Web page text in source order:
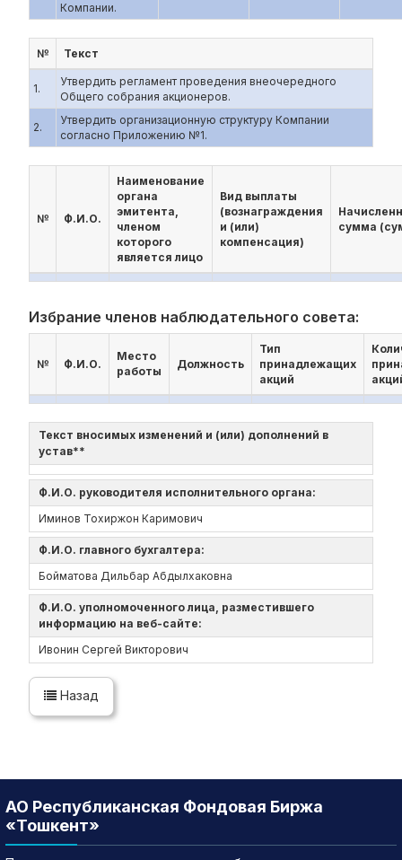
Компании.
№ Текст
1.
Утвердить регламент проведения внеочередного
Общего собрания акционеров.
2.
Утвердить организационную структуру Компании
согласно Приложению №1.
№ Ф.И.О.
Наименование
органа
эмитента,
членом
которого
является лицо
Вид выплаты
(вознаграждения
и (или)
компенсация)
сумма
Избрание членов наблюдательного совета:
№ Ф.И.О.
Место
работы
Должность
Тип
принадлежащих
акций
Текст вносимых изменений и (или) дополнений в
устав**
Ф.И.О. руководителя исполнительного органа:
Иминов Тохиржон Каримович
Ф.И.О. главного бухгалтера:
Бойматова Дильбар Абдылхаковна
Ф.И.О. уполномоченного лица, разместившего
информацию на веб-сайте:
Ивонин Сергей Викторович
Назад
АО Республиканская Фондовая Биржа
«Тошкент»